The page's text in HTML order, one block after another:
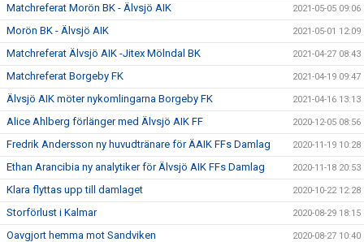
Matchreferat Morön BK - Älvsjö AIK 2021-05-05 09:06
Morön BK - Älvsjö AIK 2021-05-01 12:09
Matchreferat Älvsjö AIK -Jitex Mölndal BK 2021-04-27 08:43
Matchreferat Borgeby FK 2021-04-19 09:47
Älvsjö AIK möter nykomlingarna Borgeby FK 2021-04-16 13:13
Alice Ahlberg förlänger med Älvsjö AIK FF 2020-12-05 08:56
Fredrik Andersson ny huvudtränare för ÄAIK FFs Damlag 2020-11-19 10:28
Ethan Arancibia ny analytiker för Älvsjö AIK FFs Damlag 2020-11-18 20:53
Klara flyttas upp till damlaget 2020-10-22 12:28
Storförlust i Kalmar 2020-08-29 18:15
Oavgjort hemma mot Sandviken 2020-08-27 10:40